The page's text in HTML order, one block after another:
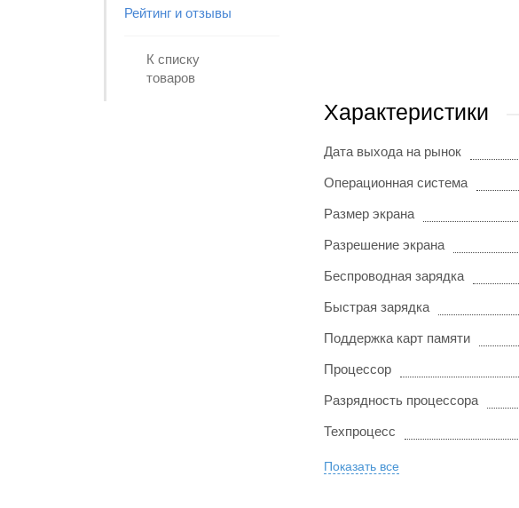
Рейтинг и отзывы
К списку
товаров
Характеристики
Дата выхода на рынок
Операционная система
Размер экрана
Разрешение экрана
Беспроводная зарядка
Быстрая зарядка
Поддержка карт памяти
Процессор
Разрядность процессора
Техпроцесс
Показать все